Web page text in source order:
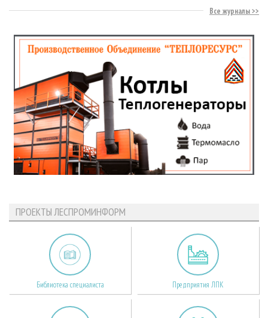
Все журналы
ПРОЕКТЫ ЛЕСПРОМИНФОРМ
Библиотека специалиста Предприятия ЛПК